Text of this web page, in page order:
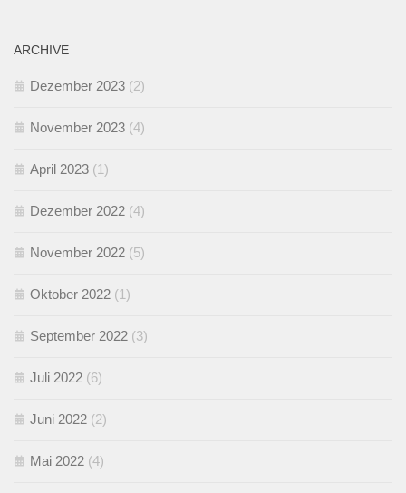
ARCHIVE
Dezember 2023 (2)
November 2023 (4)
April 2023 (1)
Dezember 2022 (4)
November 2022 (5)
Oktober 2022 (1)
September 2022 (3)
Juli 2022 (6)
Juni 2022 (2)
Mai 2022 (4)